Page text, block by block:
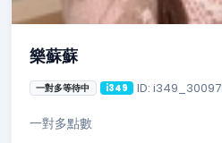
樂蘇蘇
一對多等待中 i349 ID:
一對多點數